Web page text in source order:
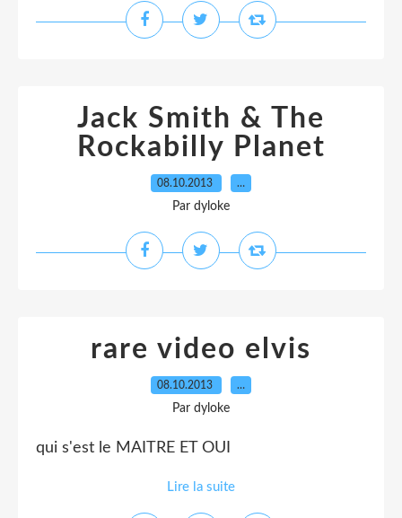
Jack Smith & The
Rockabilly Planet
08.10.2013 …
Par dyloke
rare video elvis
08.10.2013 …
Par dyloke
qui s'est le MAITRE ET OUI
Lire la suite